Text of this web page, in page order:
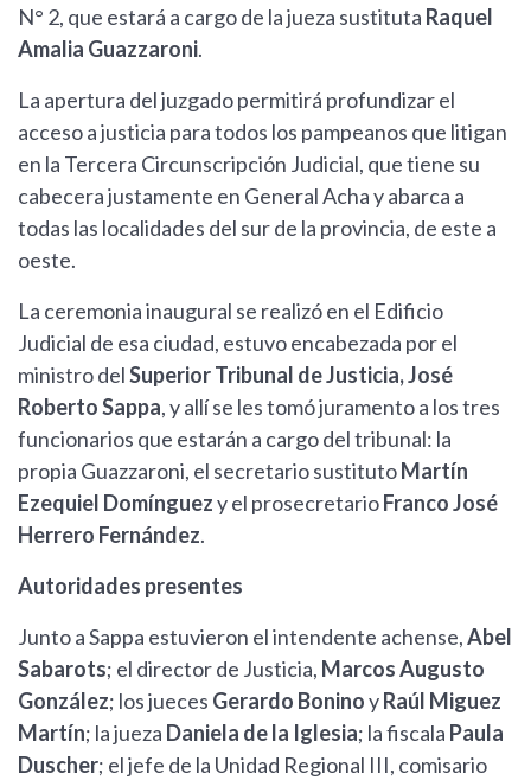
N° 2, que estará a cargo de la jueza sustituta Raquel
Amalia Guazzaroni.
La apertura del juzgado permitirá profundizar el
acceso a justicia para todos los pampeanos que litigan
en la Tercera Circunscripción Judicial, que tiene su
cabecera justamente en General Acha y abarca a
todas las localidades del sur de la provincia, de este a
oeste.
La ceremonia inaugural se realizó en el Edificio
Judicial de esa ciudad, estuvo encabezada por el
ministro delSuperior Tribunal de Justicia, José
Roberto Sappa, y allí se les tomó juramento a los tres
funcionarios que estarán a cargo del tribunal: la
propia Guazzaroni, el secretario sustitutoMartín
Ezequiel Domínguezy el prosecretarioFranco José
Herrero Fernández.
Autoridades presentes
Junto a Sappa estuvieron el intendente achense,Abel
Sabarots; el director de Justicia, Marcos Augusto
González; los jueces Gerardo BoninoyRaúl Miguez
Martín; la jueza Daniela de la Iglesia; la fiscala Paula
Duscher; el jefe de la Unidad Regional III, comisario